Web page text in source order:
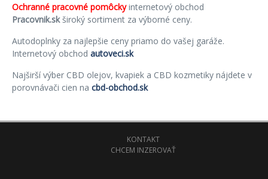
Ochranné pracovné pomôckyinternetový obchod
Pracovnik.skširoký sortiment za výborné ceny.
Autodoplnky za najlepšie ceny priamo do vašej garáže.
Internetový obchod autoveci.sk
Najširší výber CBD olejov, kvapiek a CBD kozmetiky nájdete v
porovnávači cien na cbd-obchod.sk
KONTAKT
CHCEM INZEROVAŤ